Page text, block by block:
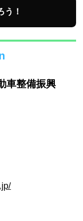
う！
車整備振興